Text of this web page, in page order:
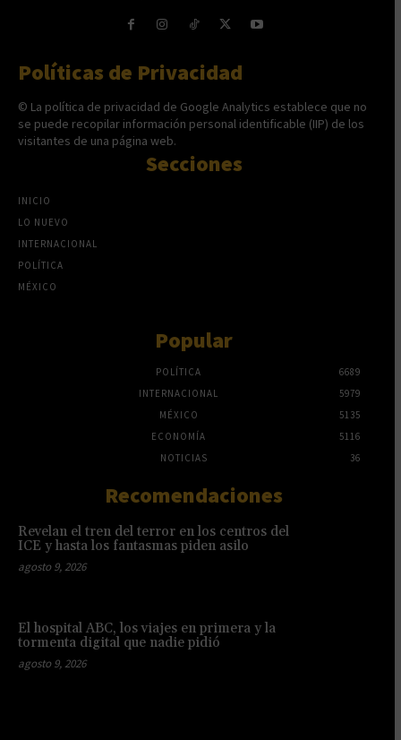
Políticas de Privacidad
© La política de privacidad de Google Analytics establece que no
se puede recopilar información personal identificable (IIP) de los
visitantes de una página web.
Secciones
INICIO
LO NUEVO
INTERNACIONAL
POLÍTICA
MÉXICO
Popular
POLÍTICA
6689
INTERNACIONAL
5979
MÉXICO
5135
ECONOMÍA
5116
NOTICIAS
36
Recomendaciones
Revelan el tren del terror en los centros del
ICE y hasta los fantasmas piden asilo
agosto 9, 2026
El hospital ABC, los viajes en primera y la
tormenta digital que nadie pidió
agosto 9, 2026